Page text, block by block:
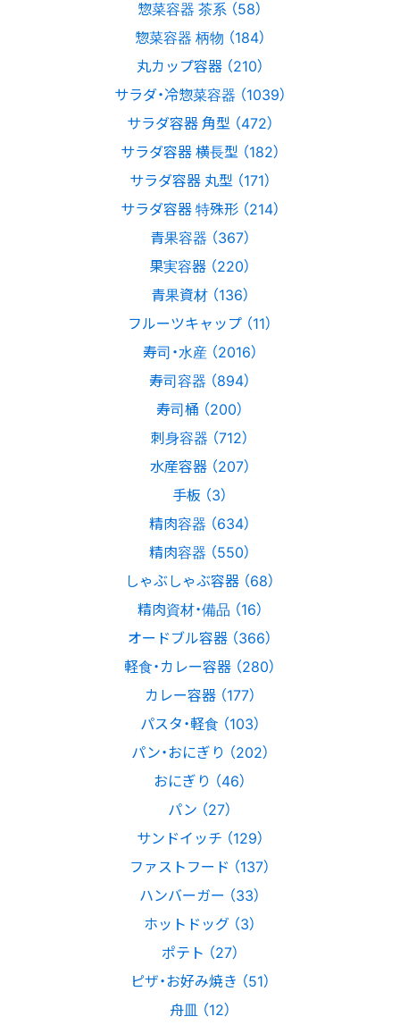
惣菜容器 茶系 （58）
惣菜容器 柄物 （184）
丸カップ容器 （210）
サラダ・冷惣菜容器 （1039）
サラダ容器 角型 （472）
サラダ容器 横長型 （182）
サラダ容器 丸型 （171）
サラダ容器 特殊形 （214）
青果容器 （367）
果実容器 （220）
青果資材 （136）
フルーツキャップ （11）
寿司・水産 （2016）
寿司容器 （894）
寿司桶 （200）
刺身容器 （712）
水産容器 （207）
手板 （3）
精肉容器 （634）
精肉容器 （550）
しゃぶしゃぶ容器 （68）
精肉資材・備品 （16）
オードブル容器 （366）
軽食・カレー容器 （280）
カレー容器 （177）
パスタ・軽食 （103）
パン・おにぎり （202）
おにぎり （46）
パン （27）
サンドイッチ （129）
ファストフード （137）
ハンバーガー （33）
ホットドッグ （3）
ポテト （27）
ピザ・お好み焼き （51）
舟皿 （12）